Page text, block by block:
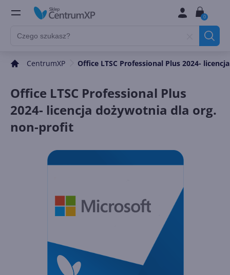
0
CentrumXP Office LTSC Professional Plus 2024-
Office LTSC Professional Plus
2024- licencja dożywotnia dla org.
non-profit